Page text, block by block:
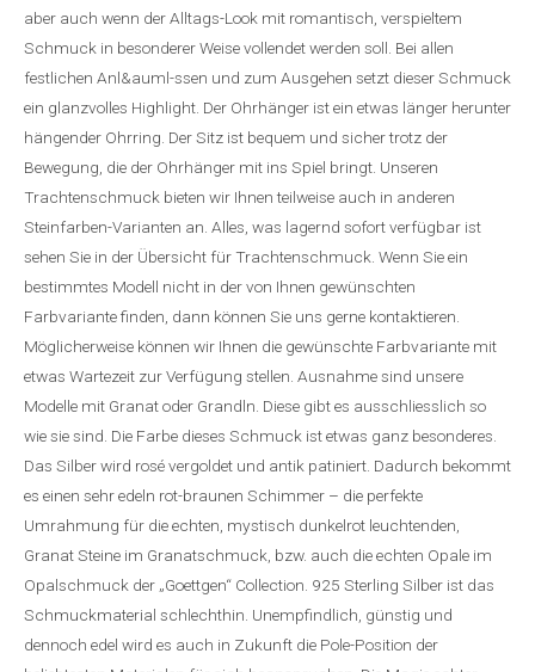
aber auch wenn der Alltags-Look mit romantisch, verspieltem
Schmuck in besonderer Weise vollendet werden soll. Bei allen
festlichen Anl&auml-ssen und zum Ausgehen setzt dieser Schmuck
ein glanzvolles Highlight. Der Ohrhänger ist ein etwas länger herunter
hängender Ohrring. Der Sitz ist bequem und sicher trotz der
Bewegung, die der Ohrhänger mit ins Spiel bringt. Unseren
Trachtenschmuck bieten wir Ihnen teilweise auch in anderen
Steinfarben-Varianten an. Alles, was lagernd sofort verfügbar ist
sehen Sie in der Übersicht für Trachtenschmuck. Wenn Sie ein
bestimmtes Modell nicht in der von Ihnen gewünschten
Farbvariante finden, dann können Sie uns gerne kontaktieren.
Möglicherweise können wir Ihnen die gewünschte Farbvariante mit
etwas Wartezeit zur Verfügung stellen. Ausnahme sind unsere
Modelle mit Granat oder Grandln. Diese gibt es ausschliesslich so
wie sie sind. Die Farbe dieses Schmuck ist etwas ganz besonderes.
Das Silber wird rosé vergoldet und antik patiniert. Dadurch bekommt
es einen sehr edeln rot-braunen Schimmer – die perfekte
Umrahmung für die echten, mystisch dunkelrot leuchtenden,
Granat Steine im Granatschmuck, bzw. auch die echten Opale im
Opalschmuck der „Goettgen“ Collection. 925 Sterling Silber ist das
Schmuckmaterial schlechthin. Unempfindlich, günstig und
dennoch edel wird es auch in Zukunft die Pole-Position der